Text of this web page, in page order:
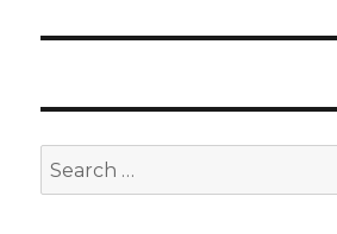
Search
for: